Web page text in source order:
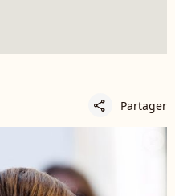
share Partager